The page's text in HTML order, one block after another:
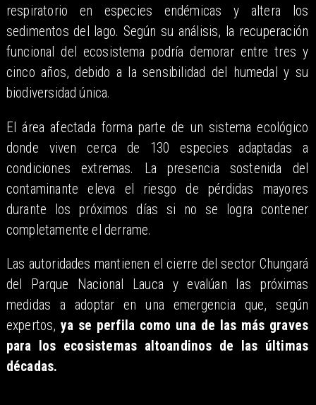
respiratorio en especies endémicas y altera los
sedimentos del lago. Según su análisis, la recuperación
funcional del ecosistema podría demorar entre tres y
cinco años, debido a la sensibilidad del humedal y su
biodiversidad única.
El área afectada forma parte de un sistema ecológico
donde viven cerca de 130 especies adaptadas a
condiciones extremas. La presencia sostenida del
contaminante eleva el riesgo de pérdidas mayores
durante los próximos días si no se logra contener
completamente el derrame.
Las autoridades mantienen el cierre del sector Chungará
del Parque Nacional Lauca y evalúan las próximas
medidas a adoptar en una emergencia que, según
expertos,ya se perfila como una de las más graves
para los ecosistemas altoandinos de las últimas
décadas.